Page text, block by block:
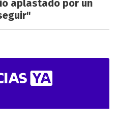
aplastado por un